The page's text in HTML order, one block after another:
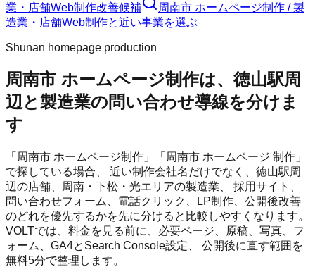
業・店舗Web制作改善候補
周南市 ホームページ制作 / 製
造業・店舗Web制作と近い事業を選ぶ
Shunan homepage production
周南市 ホームページ制作は、徳山駅周
辺と製造業の問い合わせ導線を分けま
す
「周南市 ホームページ制作」「周南市 ホームページ 制作」
で探している場合、 近い制作会社名だけでなく、徳山駅周
辺の店舗、周南・下松・光エリアの製造業、 採用サイト、
問い合わせフォーム、電話クリック、LP制作、公開後改善
のどれを優先するかを先に分けると比較しやすくなります。
VOLTでは、料金を見る前に、必要ページ、原稿、写真、フ
ォーム、GA4とSearch Console設定、 公開後に直す範囲を
無料5分で整理します。